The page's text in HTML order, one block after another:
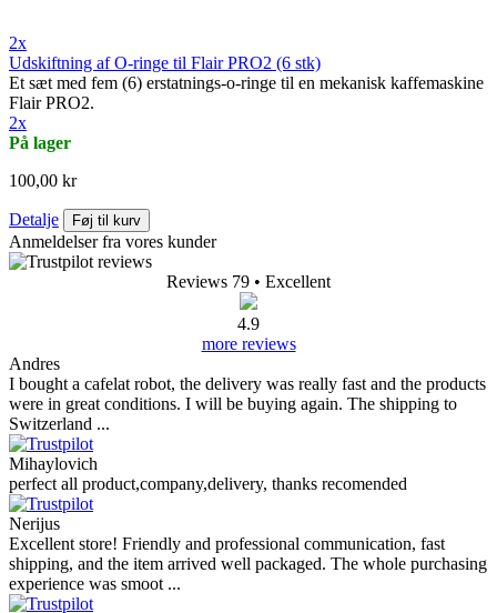
2x
Udskiftning af O-ringe til Flair PRO2 (6 stk)
Et sæt med fem (6) erstatnings-o-ringe til en mekanisk kaffemaskine
Flair PRO2.
2x
På lager
100,00 kr
Detalje Føj til kurv
Anmeldelser fra vores kunder
Reviews 79 • Excellent
4.9
more reviews
Andres
I bought a cafelat robot, the delivery was really fast and the products
were in great conditions. I will be buying again. The shipping to
Switzerland ...
Mihaylovich
perfect all product,company,delivery, thanks recomended
Nerijus
Excellent store! Friendly and professional communication, fast
shipping, and the item arrived well packaged. The whole purchasing
experience was smoot ...